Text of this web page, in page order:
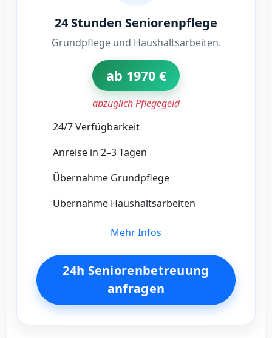
24 Stunden Seniorenpflege
Grundpflege und Haushaltsarbeiten.
ab 1970 €
abzüglich Pflegegeld
24/7 Verfügbarkeit
Anreise in 2–3 Tagen
Übernahme Grundpflege
Übernahme Haushaltsarbeiten
Mehr Infos
24h Seniorenbetreuung
anfragen